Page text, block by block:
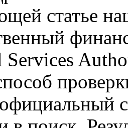
статье
Services